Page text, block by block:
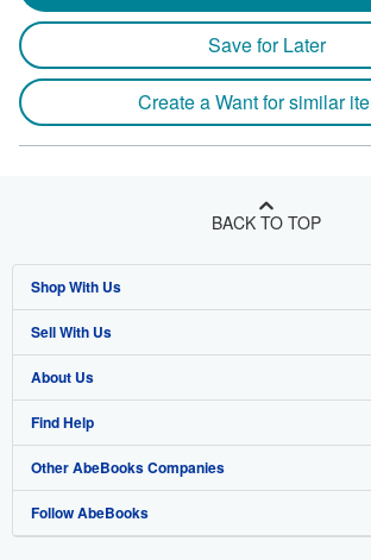
Save for Later
Create a Want for similar
BACK TO TOP
Shop With Us
Advanced Search
Browse Collections
My Account
My Orders
View Basket
Sell With Us
Start Selling
Join Our Affiliate Program
Book Buyback
Refer a seller
About Us
About AbeBooks
Media
Careers
Find Help
Help
Customer Support
Other AbeBooks Companies
AbeBooks.co.uk
Follow AbeBooks